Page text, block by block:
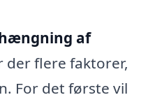
af
der flere faktorer,
For det første vil